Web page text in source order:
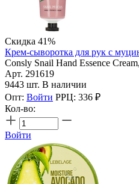
Скидка 41%
Крем-сыворотка для рук с
Consly Snail Hand Essence
Арт. 291619
9443 шт. В наличии
Опт: Войти РРЦ: 336 ₽
Кол-во:
Войти